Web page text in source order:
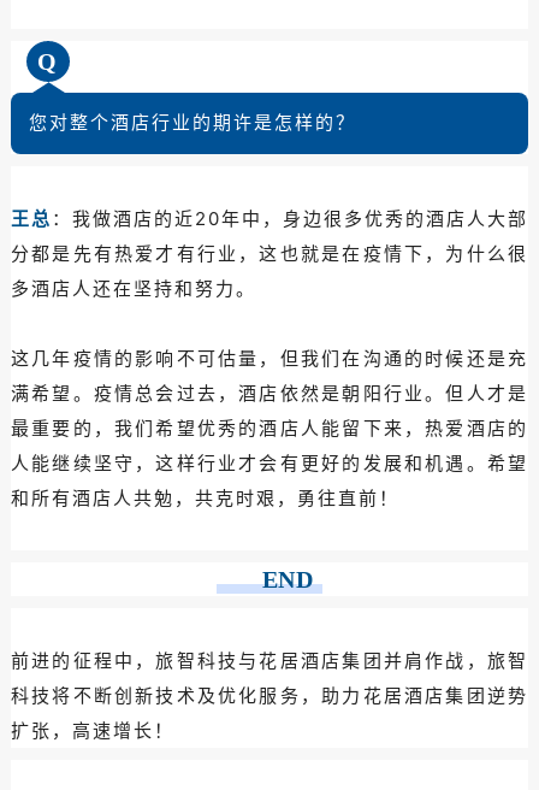
Q
您对整个酒店行业的期许是怎样的？
王总 ： 我做酒店的近20年中，身边很多优秀的酒店人大部
分都是先有热爱才有行业，这也就是在疫情下，为什么很
多酒店人还在坚持和努力。
这几年疫情的影响不可估量，但我们在沟通的时候还是充
满希望。疫情总会过去，酒店依然是朝阳行业。但人才是
最重要的，我们希望优秀的酒店人能留下来，热爱酒店的
人能继续坚守，这样行业才会有更好的发展和机遇。希望
和所有酒店人共勉，共克时艰，勇往直前！
END
前进的征程中，旅智科技与花居酒店集团并肩作战，旅智
科技将不断创新技术及优化服务，助力花居酒店集团逆势
扩张，高速增长！